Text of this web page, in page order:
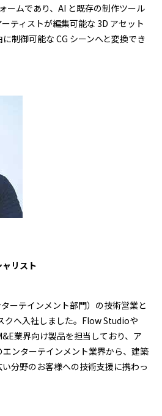
ームであり、AI と既存の制作ツール
ティストが編集可能な 3D アセット
制御可能な CG シーンへと変換でき
リスト
ーテインメント部門）の技術営業と
クへ入社しました。Flow Studioや
業界向け製品を担当しており、ア
ンターテインメント業界から、建築
分野のお客様への技術支援に携わっ